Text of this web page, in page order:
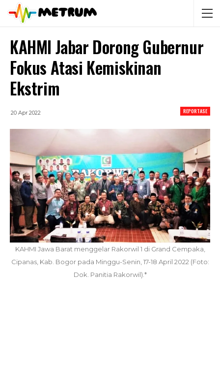
KAHMI Jabar Dorong Gubernur
Fokus Atasi Kemiskinan
Ekstrim
REPORTASE
20 Apr 2022
KAHMI Jawa Barat menggelar Rakorwil 1 di Grand Cempaka,
Cipanas, Kab. Bogor pada Minggu-Senin, 17-18 April 2022 (Foto:
Dok. Panitia Rakorwil).*